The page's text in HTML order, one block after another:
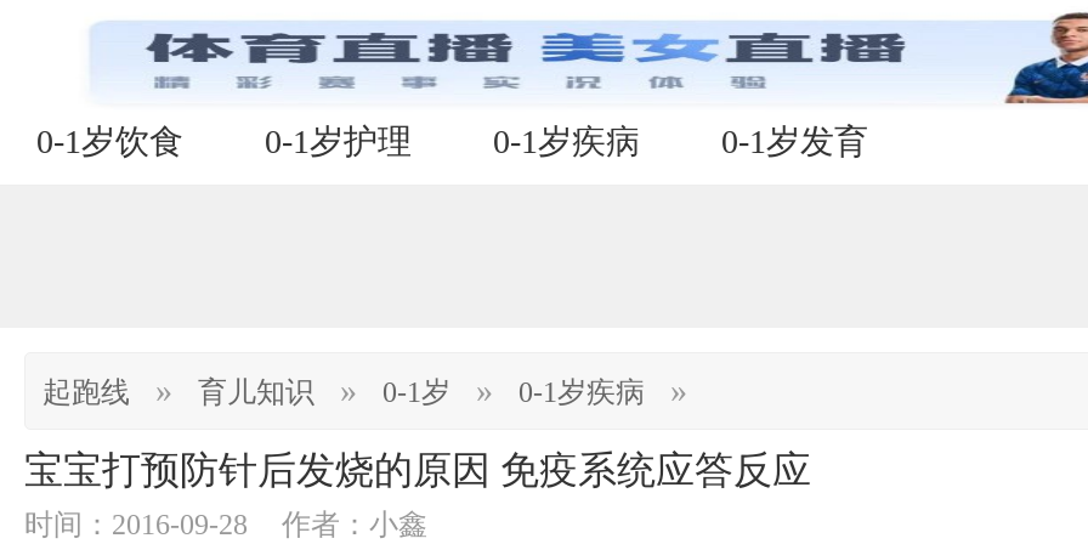
0-1岁饮食 0-1岁护理 0-1岁疾病 0-1岁发育
起跑线 » 育儿知识 » 0-1岁 » 0-1岁疾病 »
宝宝打预防针后发烧的原因 免疫系统应答反应
时间：2016-09-28 作者：小鑫